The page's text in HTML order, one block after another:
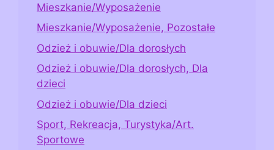
Mieszkanie/Wyposażenie
Mieszkanie/Wyposażenie, Pozostałe
Odzież i obuwie/Dla dorosłych
Odzież i obuwie/Dla dorosłych, Dla
dzieci
Odzież i obuwie/Dla dzieci
Sport, Rekreacja, Turystyka/Art.
Sportowe